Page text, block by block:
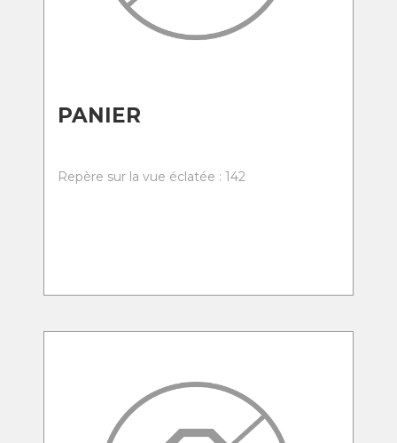
PANIER
Repère sur la vue éclatée : 142